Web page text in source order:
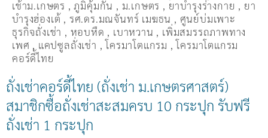
เช้าม.เกษตร ,ภูมิคุ้มกัน , ม.เกษตร , ยาบำรุงร่างกาย , ยา
บำรุงฮ่องเต้ , รศ.ดร.มณจันทร์ เมฆธน , ศูนย์บ่มเพาะ
ธุรกิจถั่งเช่า , หอบหืด , เบาหวาน , เพิ่มสมรรถภาพทาง
เพศ , แคปซูลถั่งเช่า ,โครมาโตแกรม ,โครมาโตแกรม
คอร์ดี้ไทย
ถั่งเช่าคอร์ดี้ไทย (ถั่งเช่า ม.เกษตรศาสตร์)
สมาชิกซื้อถั่งเช่าสะสมครบ 10 กระปุก รับฟรี
ถั่งเช่า 1 กระปุก